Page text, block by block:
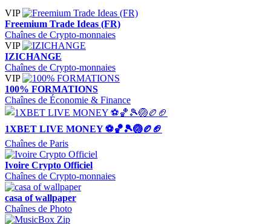
VIP
Freemium Trade Ideas (FR)
Chaînes de Crypto-monnaies
VIP
IZICHANGE
Chaînes de Crypto-monnaies
VIP
100% FORMATIONS
Chaînes de Économie & Finance
1XBET LIVE MONEY ⚽️🏀🎾🏐🏉🏈
Chaînes de Paris
Ivoire Crypto Officiel
Chaînes de Crypto-monnaies
casa of wallpaper
Chaînes de Photo